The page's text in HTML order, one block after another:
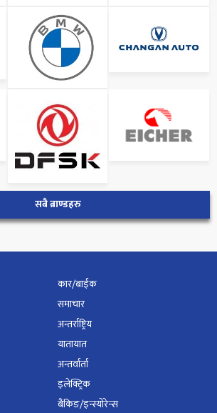
सबै ब्राण्डहरु
कार/बाईक
समाचार
अन्तर्राष्ट्रिय
यातायात
अन्तर्वार्ता
इलेक्ट्रिक
बैंकिङ/इन्स्योरेन्स